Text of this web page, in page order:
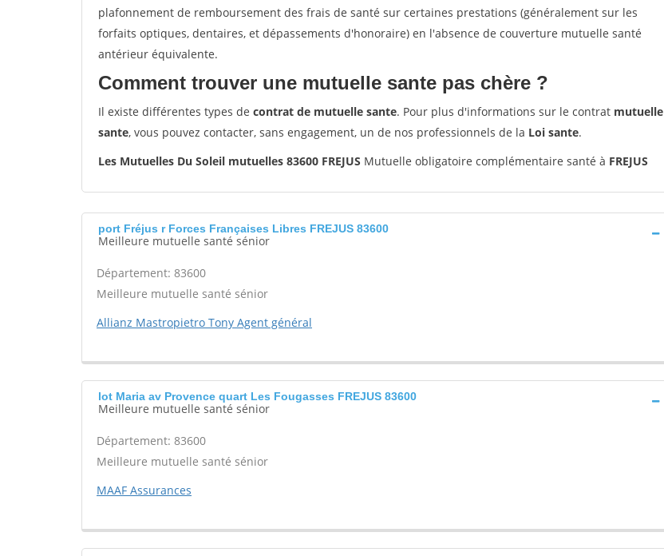
plafonnement de remboursement des frais de santé sur certaines prestations (généralement sur les
forfaits optiques, dentaires, et dépassements d'honoraire) en l'absence de couverture mutuelle santé
antérieur équivalente.
Comment trouver une mutuelle sante pas chère ?
Il existe différentes types de contrat de mutuelle sante. Pour plus d'informations sur le contrat mutuelle
sante, vous pouvez contacter, sans engagement, un de nos professionnels de la Loi sante.
Les Mutuelles Du Soleil mutuelles 83600 FREJUS Mutuelle obligatoire complémentaire santé à FREJUS
port Fréjus r Forces Françaises Libres FREJUS 83600
Meilleure mutuelle santé sénior
Département: 83600
Meilleure mutuelle santé sénior
Allianz Mastropietro Tony Agent général
lot Maria av Provence quart Les Fougasses FREJUS 83600
Meilleure mutuelle santé sénior
Département: 83600
Meilleure mutuelle santé sénior
MAAF Assurances